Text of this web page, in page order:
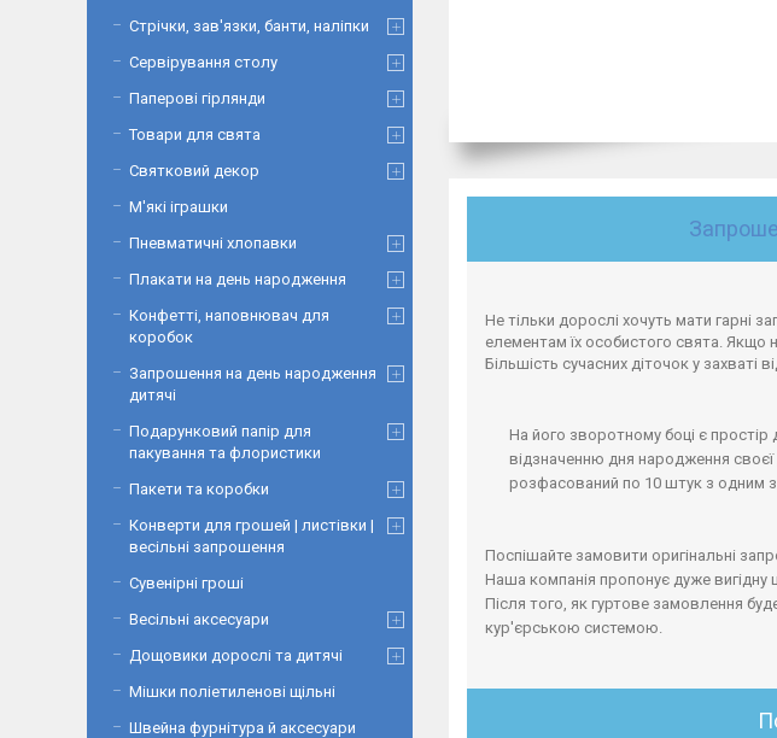
Не тільки дорослі хочуть мати гарні
елементам їх особистого свята. Якщо
Більшість сучасних діточок у
На його зворотному боці є простір
відзначенню дня народження своєї
розфасований по 10 штук з одним
Поспішайте замовити оригінальні
Наша компанія пропонує дуже вигідну
Після того, як гуртове замовлення
кур'єрською системою.
Стрічки, зав'язки, банти, наліпки
Сервірування столу
Паперові гірлянди
Товари для свята
Святковий декор
М'які іграшки
Пневматичні хлопавки
Плакати на день народження
Конфетті, наповнювач для
коробок
Запрошення на день народження
дитячі
Подарунковий папір для
пакування та флористики
Пакети та коробки
Конверти для грошей | листівки |
весільні запрошення
Сувенірні гроші
Весільні аксесуари
Дощовики дорослі та дитячі
Мішки поліетиленові щільні
Швейна фурнітура й аксесуари